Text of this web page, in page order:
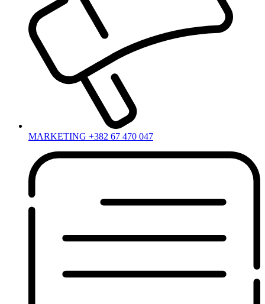
MARKETING +382 67 470 047